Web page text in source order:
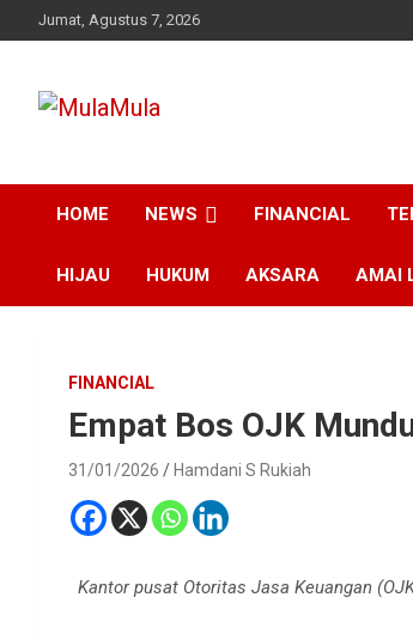
to
Jumat, Agustus 7, 2026
HOME NEWS FINANCIAL
HIJAU HUKUM AKSARA AMAI
FINANCIAL
Empat Bos OJK
31/01/2026 Hamdani S Rukiah
Kantor pusat Otoritas Jasa Keuangan